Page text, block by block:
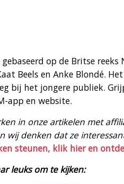
op de Britse
Beels en Anke Blondé.
bij het jongere publiek.
app en website.
in onze artikelen met
wij denken dat ze
steunen, klik hier en
leuks om te kijken: